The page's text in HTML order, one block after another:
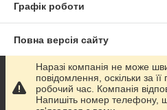
Графік роботи
Повна версія сайту
Сайт створено на
Політика конфіденційності
Наразі компанія не може
повідомлення, оскільки за
робочий час. Компанія
Напишіть номер телефону,